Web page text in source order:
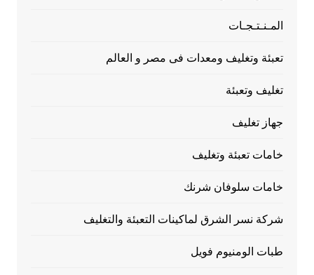
المـنـتـجـات
تعبئة وتغليف ومعدات فى مصر و العالم
تغليف وتعبئة
جهاز تغليف
خامات تعبئة وتغليف
خامات سلوفان شرنك
شركة نسر الشرق لماكينات التعبئة والتغليف
طبات الومنيوم فويل